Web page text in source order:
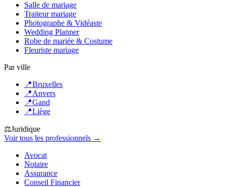
Salle de mariage
Traiteur mariage
Photographe & Vidéaste
Wedding Planner
Robe de mariée & Costume
Fleuriste mariage
Par ville
📍Bruxelles
📍Anvers
📍Gand
📍Liège
⚖️Juridique
Voir tous les professionnels →
Avocat
Notaire
Assurance
Conseil Financier